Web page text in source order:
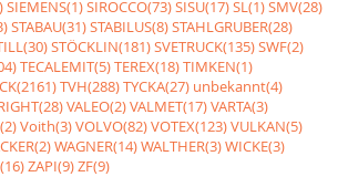
SIEMENS(1)SIROCCO(73)SISU(17)SL(1)SMV(28)
STABAU(31)STABILUS(8)STAHLGRUBER(28)
STÖCKLIN(181)SVETRUCK(135)SWF(2)
TECALEMIT(5)TEREX(18)TIMKEN(1)
TVH(288)TYCKA(27) unbekannt(4)
VALEO(2)VALMET(17)VARTA(3)
Voith(3)VOLVO(82)VOTEX(123)VULKAN(5)
WAGNER(14)WALTHER(3)WICKE(3)
ZAPI(9)ZF(9)